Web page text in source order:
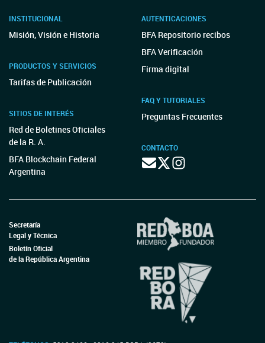
INSTITUCIONAL
Misión, Visión e Historia
PRODUCTOS Y SERVICIOS
Tarifas de Publicación
SITIOS DE INTERÉS
Red de Boletines Oficiales
de la R. A.
BFA Blockchain Federal
Argentina
AUTENTICACIONES
BFA Repositorio recibos
BFA Verificación
Firma digital
FAQ Y TUTORIALES
Preguntas Frecuentes
CONTACTO
Secretaría
Legal y Técnica
Boletín Oficial
de la República Argentina